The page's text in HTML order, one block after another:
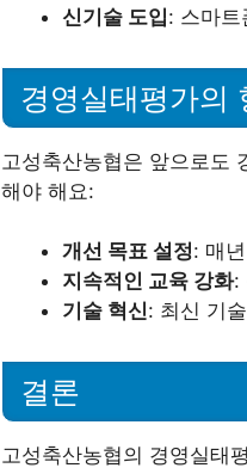
신기술 도입: 스마트
경영실태평가의
고성축산농협은 앞으로도
해야 해요:
개선 목표 설정: 매
지속적인 교육 강화:
기술 혁신: 최신 기
결론
고성축산농협의 경영실태